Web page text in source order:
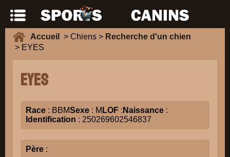
Accueil > Chiens > Recherche d'un chien
> EYES
EYES
Race : BBMSexe : M LOF : Naissance :
Identification : 250269602546837
Père :